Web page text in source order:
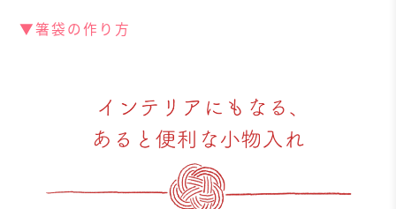
▼箸袋の作り方